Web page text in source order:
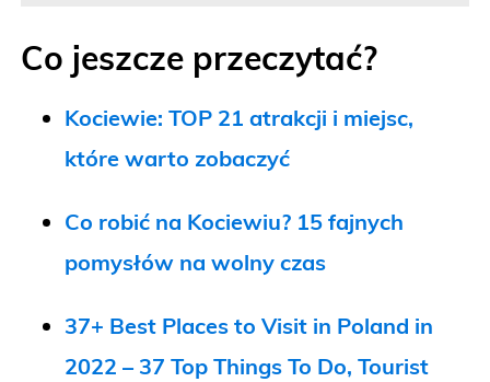
Co jeszcze przeczytać?
Kociewie: TOP 21 atrakcji i miejsc,
które warto zobaczyć
Co robić na Kociewiu? 15 fajnych
pomysłów na wolny czas
37+ Best Places to Visit in Poland in
2022 – 37 Top Things To Do, Tourist